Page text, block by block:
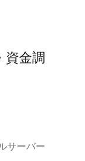
資金調
サーバー